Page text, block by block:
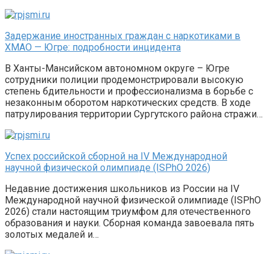
Задержание иностранных граждан с наркотиками в
ХМАО — Югре: подробности инцидента
В Ханты-Мансийском автономном округе – Югре
сотрудники полиции продемонстрировали высокую
степень бдительности и профессионализма в борьбе с
незаконным оборотом наркотических средств. В ходе
патрулирования территории Сургутского района стражи…
Успех российской сборной на IV Международной
научной физической олимпиаде (ISPhO 2026)
Недавние достижения школьников из России на IV
Международной научной физической олимпиаде (ISPhO
2026) стали настоящим триумфом для отечественного
образования и науки. Сборная команда завоевала пять
золотых медалей и…